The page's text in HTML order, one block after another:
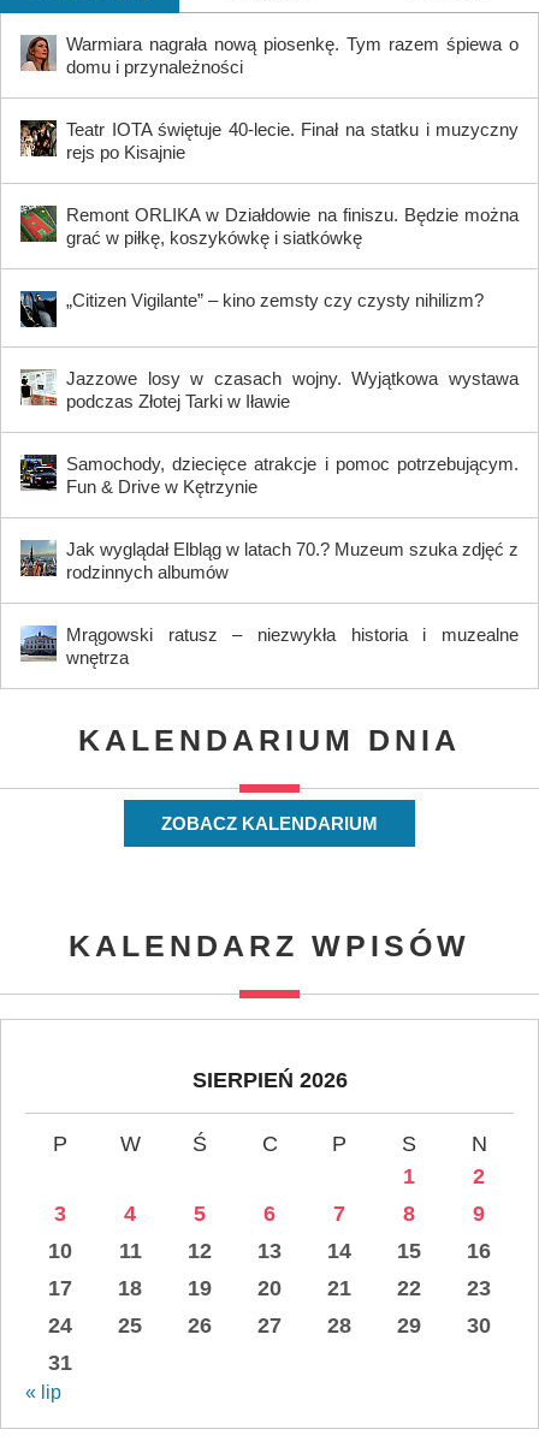
Warmiara nagrała nową piosenkę. Tym razem śpiewa o
domu i przynależności
Teatr IOTA świętuje 40-lecie. Finał na statku i muzyczny
rejs po Kisajnie
Remont ORLIKA w Działdowie na finiszu. Będzie można
grać w piłkę, koszykówkę i siatkówkę
„Citizen Vigilante” – kino zemsty czy czysty nihilizm?
Jazzowe losy w czasach wojny. Wyjątkowa wystawa
podczas Złotej Tarki w Iławie
Samochody, dziecięce atrakcje i pomoc potrzebującym.
Fun & Drive w Kętrzynie
Jak wyglądał Elbląg w latach 70.? Muzeum szuka zdjęć z
rodzinnych albumów
Mrągowski ratusz – niezwykła historia i muzealne
wnętrza
KALENDARIUM DNIA
ZOBACZ KALENDARIUM
KALENDARZ WPISÓW
SIERPIEŃ 2026
P W Ś C P S
N
1
2
3
4 5 6 7 8
9
10
11 12 13 14 15
16
17
18 19 20 21 22
23
24
25 26 27 28 29
30
31
« lip